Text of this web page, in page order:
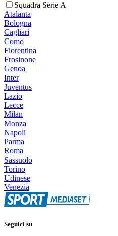
Squadra Serie A
Atalanta
Bologna
Cagliari
Como
Fiorentina
Frosinone
Genoa
Inter
Juventus
Lazio
Lecce
Milan
Monza
Napoli
Parma
Roma
Sassuolo
Torino
Udinese
Venezia
Seguici su